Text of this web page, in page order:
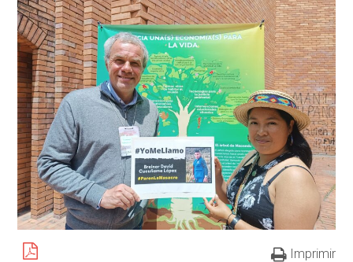
Imprimir